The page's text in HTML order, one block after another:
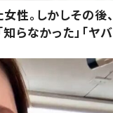
性。しかしその後、
らなかった」「ヤバ